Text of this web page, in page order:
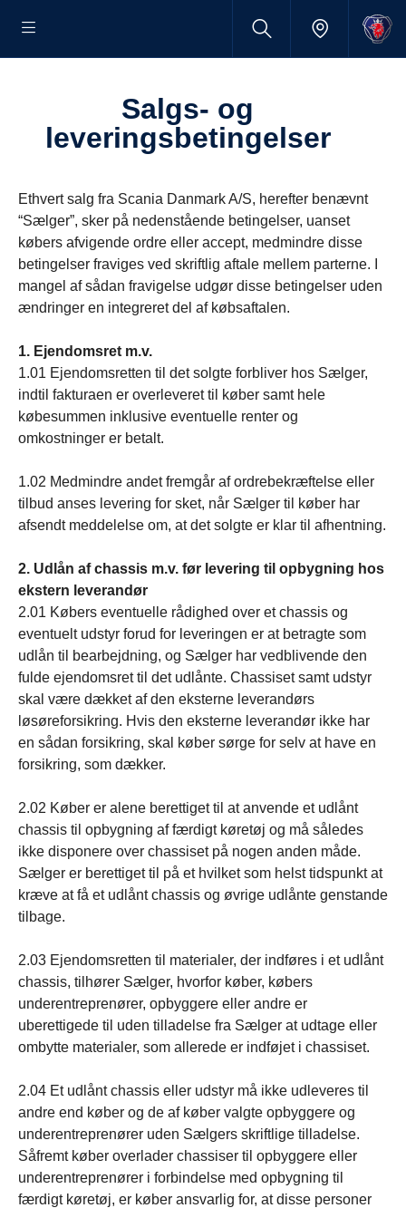
Salgs- og
leveringsbetingelser
Ethvert salg fra Scania Danmark A/S, herefter benævnt
“Sælger”, sker på nedenstående betingelser, uanset
købers afvigende ordre eller accept, medmindre disse
betingelser fraviges ved skriftlig aftale mellem parterne. I
mangel af sådan fravigelse udgør disse betingelser uden
ændringer en integreret del af købsaftalen.
1. Ejendomsret m.v.
1.01 Ejendomsretten til det solgte forbliver hos Sælger,
indtil fakturaen er overleveret til køber samt hele
købesummen inklusive eventuelle renter og
omkostninger er betalt.
1.02 Medmindre andet fremgår af ordrebekræftelse eller
tilbud anses levering for sket, når Sælger til køber har
afsendt meddelelse om, at det solgte er klar til afhentning.
2. Udlån af chassis m.v. før levering til opbygning hos
ekstern leverandør
2.01 Købers eventuelle rådighed over et chassis og
eventuelt udstyr forud for leveringen er at betragte som
udlån til bearbejdning, og Sælger har vedblivende den
fulde ejendomsret til det udlånte. Chassiset samt udstyr
skal være dækket af den eksterne leverandørs
løsøreforsikring. Hvis den eksterne leverandør ikke har
en sådan forsikring, skal køber sørge for selv at have en
forsikring, som dækker.
2.02 Køber er alene berettiget til at anvende et udlånt
chassis til opbygning af færdigt køretøj og må således
ikke disponere over chassiset på nogen anden måde.
Sælger er berettiget til på et hvilket som helst tidspunkt at
kræve at få et udlånt chassis og øvrige udlånte genstande
tilbage.
2.03 Ejendomsretten til materialer, der indføres i et udlånt
chassis, tilhører Sælger, hvorfor køber, købers
underentreprenører, opbyggere eller andre er
uberettigede til uden tilladelse fra Sælger at udtage eller
ombytte materialer, som allerede er indføjet i chassiset.
2.04 Et udlånt chassis eller udstyr må ikke udleveres til
andre end køber og de af køber valgte opbyggere og
underentreprenører uden Sælgers skriftlige tilladelse.
Såfremt køber overlader chassiser til opbyggere eller
underentreprenører i forbindelse med opbygning til
færdigt køretøj, er køber ansvarlig for, at disse personer